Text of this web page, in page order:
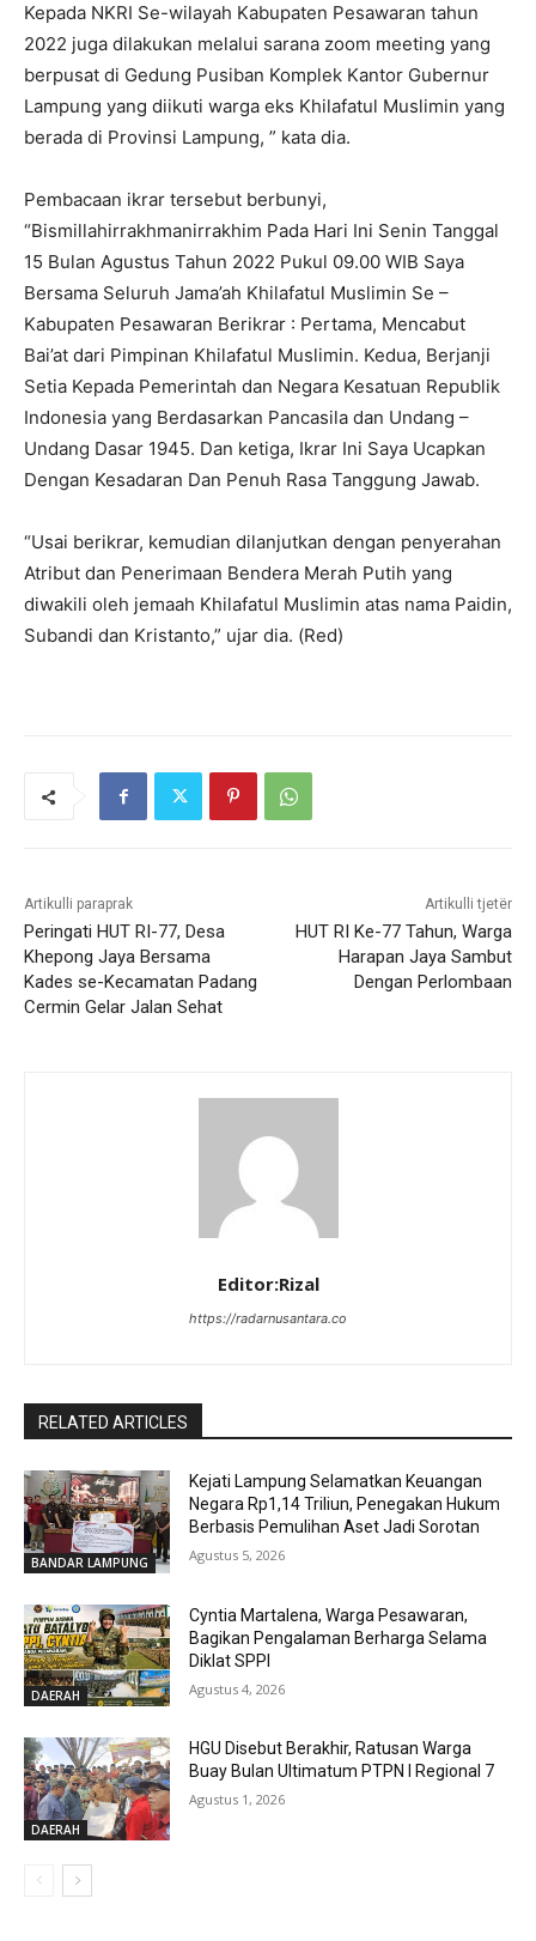
Kepada NKRI Se-wilayah Kabupaten Pesawaran tahun
2022 juga dilakukan melalui sarana zoom meeting yang
berpusat di Gedung Pusiban Komplek Kantor Gubernur
Lampung yang diikuti warga eks Khilafatul Muslimin yang
berada di Provinsi Lampung, ” kata dia.
Pembacaan ikrar tersebut berbunyi,
“Bismillahirrakhmanirrakhim Pada Hari Ini Senin Tanggal
15 Bulan Agustus Tahun 2022 Pukul 09.00 WIB Saya
Bersama Seluruh Jama’ah Khilafatul Muslimin Se –
Kabupaten Pesawaran Berikrar : Pertama, Mencabut
Bai’at dari Pimpinan Khilafatul Muslimin. Kedua, Berjanji
Setia Kepada Pemerintah dan Negara Kesatuan Republik
Indonesia yang Berdasarkan Pancasila dan Undang –
Undang Dasar 1945. Dan ketiga, Ikrar Ini Saya Ucapkan
Dengan Kesadaran Dan Penuh Rasa Tanggung Jawab.
“Usai berikrar, kemudian dilanjutkan dengan penyerahan
Atribut dan Penerimaan Bendera Merah Putih yang
diwakili oleh jemaah Khilafatul Muslimin atas nama Paidin,
Subandi dan Kristanto,” ujar dia. (Red)
Artikulli paraprak
Peringati HUT RI-77, Desa
Khepong Jaya Bersama
Kades se-Kecamatan Padang
Cermin Gelar Jalan Sehat
Artikulli tjetër
HUT RI Ke-77 Tahun, Warga
Harapan Jaya Sambut
Dengan Perlombaan
Editor:Rizal
https://radarnusantara.co
RELATED ARTICLES
BANDAR LAMPUNG
Kejati Lampung Selamatkan Keuangan
Negara Rp1,14 Triliun, Penegakan Hukum
Berbasis Pemulihan Aset Jadi Sorotan
Agustus 5, 2026
DAERAH
Cyntia Martalena, Warga Pesawaran,
Bagikan Pengalaman Berharga Selama
Diklat SPPI
Agustus 4, 2026
DAERAH
HGU Disebut Berakhir, Ratusan Warga
Buay Bulan Ultimatum PTPN I Regional 7
Agustus 1, 2026